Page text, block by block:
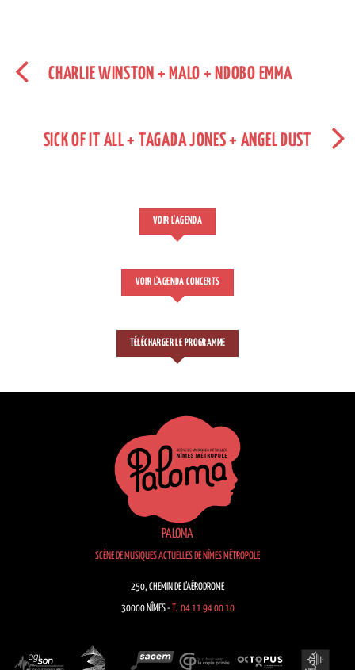
CHARLIE WINSTON + MALO + NDOBO EMMA
SICK OF IT ALL + TAGADA JONES + ANGEL DUST
VOIR L'AGENDA
VOIR L'AGENDA CONCERTS
TÉLÉCHARGER LE PROGRAMME
PALOMA
SCÈNE DE MUSIQUES ACTUELLES DE NÎMES MÉTROPOLE
250, CHEMIN DE L’AÉRODROME
30000 NÎMES -T. 04 11 94 00 10